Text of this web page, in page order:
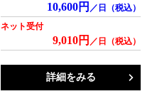
10,600円 ／日（税込）
ネット受付
9,010円 ／日（税込）
詳細をみる